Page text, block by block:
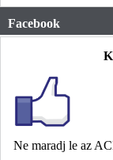
Facebook
Ne maradj le az